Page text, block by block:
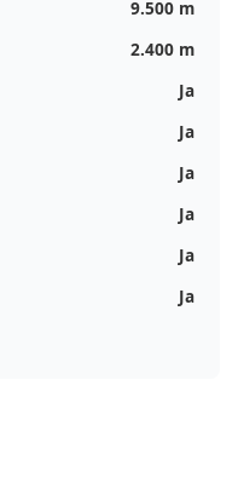
9.500 m
2.400 m
Ja
Ja
Ja
Ja
Ja
Ja